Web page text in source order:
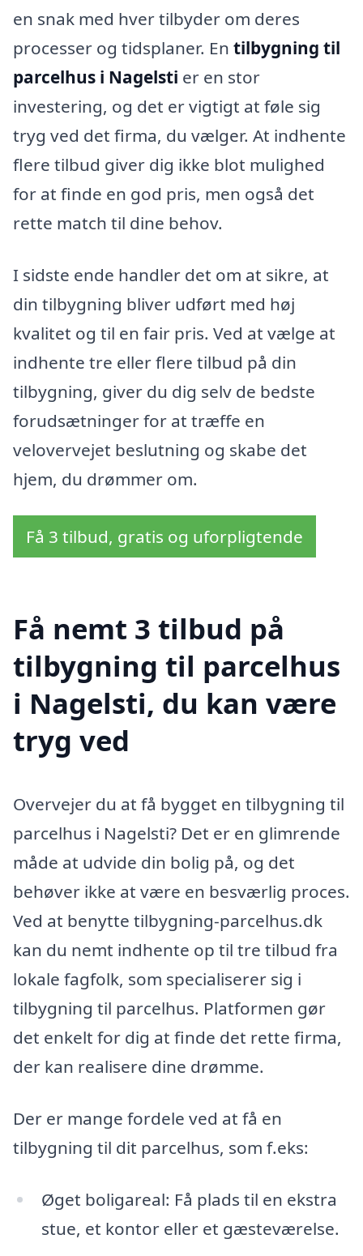
en snak med hver tilbyder om deres
processer og tidsplaner. En tilbygning til
parcelhus i Nagelsti er en stor
investering, og det er vigtigt at føle sig
tryg ved det firma, du vælger. At indhente
flere tilbud giver dig ikke blot mulighed
for at finde en god pris, men også det
rette match til dine behov.
I sidste ende handler det om at sikre, at
din tilbygning bliver udført med høj
kvalitet og til en fair pris. Ved at vælge at
indhente tre eller flere tilbud på din
tilbygning, giver du dig selv de bedste
forudsætninger for at træffe en
velovervejet beslutning og skabe det
hjem, du drømmer om.
Få 3 tilbud, gratis og uforpligtende
Få nemt 3 tilbud på
tilbygning til parcelhus
i Nagelsti, du kan være
tryg ved
Overvejer du at få bygget en tilbygning til
parcelhus i Nagelsti? Det er en glimrende
måde at udvide din bolig på, og det
behøver ikke at være en besværlig proces.
Ved at benytte tilbygning-parcelhus.dk
kan du nemt indhente op til tre tilbud fra
lokale fagfolk, som specialiserer sig i
tilbygning til parcelhus. Platformen gør
det enkelt for dig at finde det rette firma,
der kan realisere dine drømme.
Der er mange fordele ved at få en
tilbygning til dit parcelhus, som f.eks:
Øget boligareal: Få plads til en ekstra
stue, et kontor eller et gæsteværelse.